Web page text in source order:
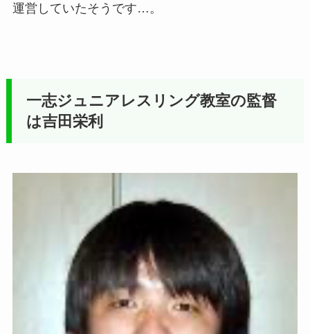
運営していたそうです…。
一志ジュニアレスリング教室の監督
は吉田栄利